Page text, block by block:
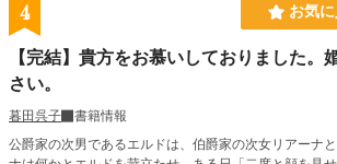
4 お気
【完結】貴方をお慕いしておりました。
さい。
暮田呉子
書籍情報
公爵家の次男であるエルドは、伯爵家の次女リアーナ